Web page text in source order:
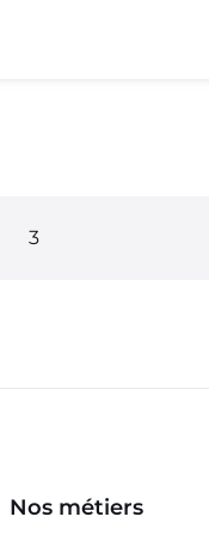
3
Nos métiers